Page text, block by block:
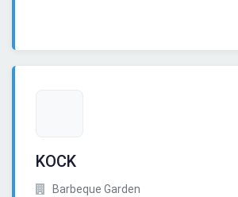
KOCK
Barbeque Garden